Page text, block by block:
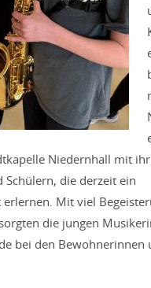
Niedernhall mit
Schülern, die derzeit ein
Mit viel
die jungen
bei den Bewohnerinnen